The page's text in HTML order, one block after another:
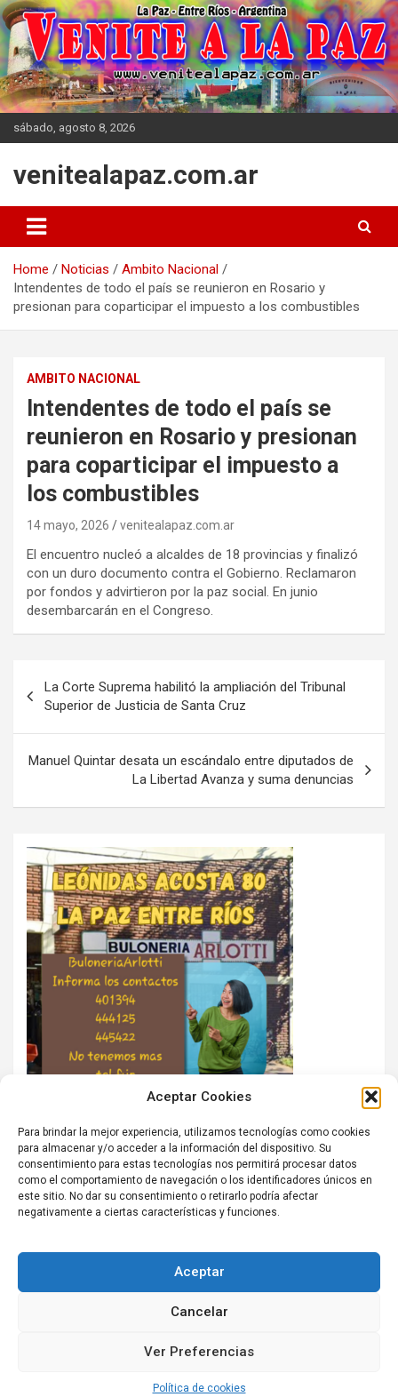
Aceptar Cookies
Para brindar la mejor experiencia, utilizamos tecnologías como cookies
para almacenar y/o acceder a la información del dispositivo. Su
consentimiento para estas tecnologías nos permitirá procesar datos
como el comportamiento de navegación o los identificadores únicos en
este sitio. No dar su consentimiento o retirarlo podría afectar
negativamente a ciertas características y funciones.
Aceptar
Cancelar
Ver Preferencias
Política de cookies
Skip
to
content
sábado, agosto 8, 2026
venitealapaz.com.ar
Home Noticias
Ambito Nacional
Intendentes de todo el país se reunieron en Rosario y
presionan para coparticipar el impuesto a los combustibles
AMBITO NACIONAL
Intendentes de todo el país se
reunieron en Rosario y presionan
para coparticipar el impuesto a
los combustibles
14 mayo, 2026 venitealapaz.com.ar
El encuentro nucleó a alcaldes de 18 provincias y finalizó
con un duro documento contra el Gobierno. Reclamaron
por fondos y advirtieron por la paz social. En junio
desembarcarán en el Congreso.
de
entradas
La Corte Suprema habilitó la ampliación del Tribunal
Superior de Justicia de Santa Cruz
Manuel Quintar desata un escándalo entre diputados de
La Libertad Avanza y suma denuncias